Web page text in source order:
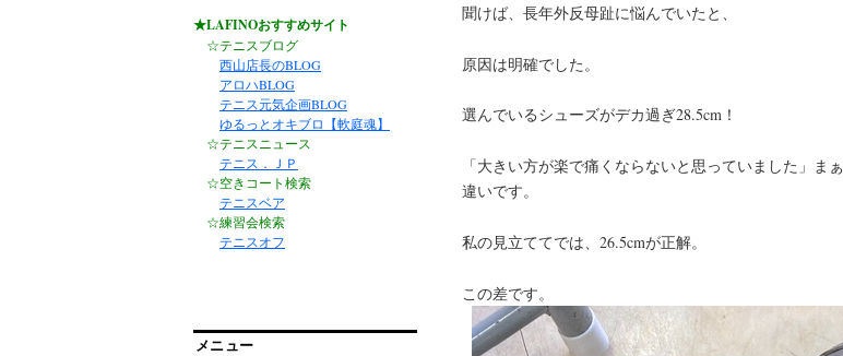
聞けば、長年外反母趾に悩んでいたと、
原因は明確でした。
選んでいるシューズがデカ過ぎ28.5cm！
「大きい方が楽で痛くならないと思っていました」ま
違いです。
私の見立ててでは、26.5cmが正解。
この差です。
★LAFINOおすすめサイト
☆テニスブログ
西山店長のBLOG
アロハBLOG
テニス元気企画BLOG
ゆるっとオキブロ【軟庭魂】
☆テニスニュース
テニス．ＪＰ
☆空きコート検索
テニスベア
☆練習会検索
テニスオフ
メニュー